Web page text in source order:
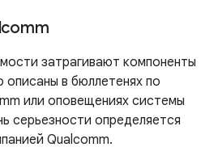
затрагивают компоненты
в бюллетенях по
или оповещениях системы
серьезности определяется
Qualcomm.